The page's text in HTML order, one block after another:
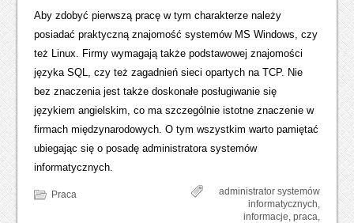
Aby zdobyć pierwszą pracę w tym charakterze należy
posiadać praktyczną znajomość systemów MS Windows, czy
też Linux. Firmy wymagają także podstawowej znajomości
języka SQL, czy też zagadnień sieci opartych na TCP. Nie
bez znaczenia jest także doskonałe posługiwanie się
językiem angielskim, co ma szczególnie istotne znaczenie w
firmach międzynarodowych. O tym wszystkim warto pamiętać
ubiegając się o posadę administratora systemów
informatycznych.
Praca
administrator systemów
informatycznych,
informacje,praca,